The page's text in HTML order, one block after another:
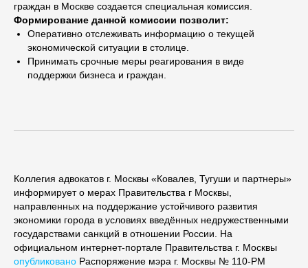
граждан в Москве создается специальная комиссия.
Формирование данной комиссии позволит:
Оперативно отслеживать информацию о текущей
экономической ситуации в столице.
Принимать срочные меры реагирования в виде
поддержки бизнеса и граждан.
Коллегия адвокатов г. Москвы «Ковалев, Тугуши и партнеры»
информирует о мерах Правительства г Москвы,
направленных на поддержание устойчивого развития
экономики города в условиях введённых недружественными
государствами санкций в отношении России. На
официальном интернет-портале Правительства г. Москвы
опубликовано Распоряжение мэра г. Москвы № 110-РМ